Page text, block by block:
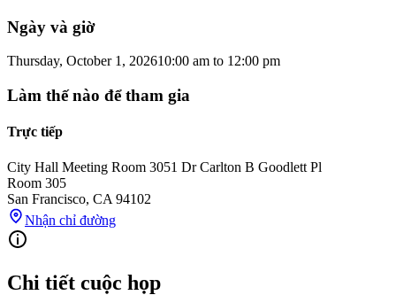
Ngày và giờ
Thursday, October 1, 202610:00 am to 12:00 pm
Làm thế nào để tham gia
Trực tiếp
City Hall Meeting Room 3051 Dr Carlton B Goodlett Pl
Room 305
San Francisco, CA 94102
Nhận chỉ đường
Chi tiết cuộc họp